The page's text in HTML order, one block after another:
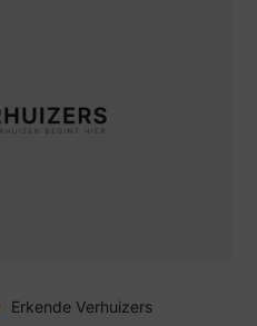
Erkende Verhuizers